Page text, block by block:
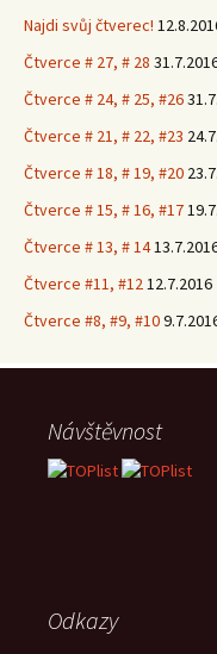
Najdi svůj čtverec!
Čtverce # 27, # 28
Čtverce # 24, # 25, #26
Čtverce # 21, # 22, #23
Čtverce # 18, # 19, #20
Čtverce # 15, # 16, #17
Čtverce # 13, # 14
Čtverce #11, #1212.7.2016
Čtverce #8, #9, #10
Návštěvnost
Odkazy